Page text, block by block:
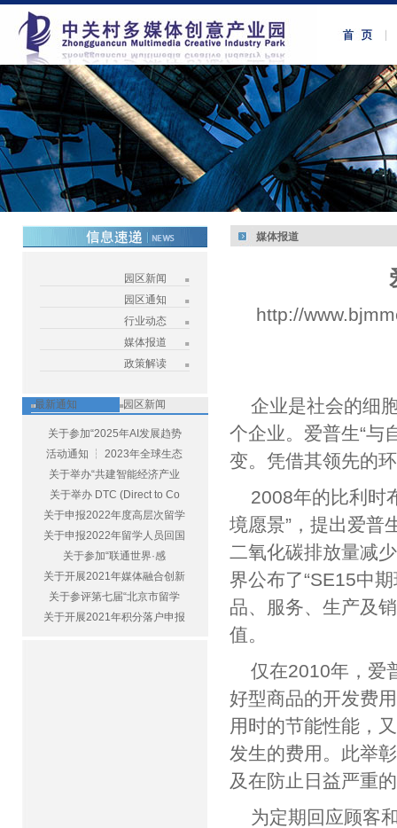
园区新闻
园区通知
行业动态
媒体报道
政策解读
最新通知 园区新闻
关于参加“2025年AI发展趋势
活动通知 ┆ 2023年全球生态
关于举办“共建智能经济产业
关于举办 DTC (Direct to Co
关于申报2022年度高层次留学
关于申报2022年留学人员回国
关于参加“联通世界·感
关于开展2021年媒体融合创新
关于参评第七届“北京市留学
关于开展2021年积分落户申报
媒体报道
http://
企业是社会的细
个企业。爱普生“与
变。凭借其领先的
2008年的比利时
境愿景”，提出爱普
二氧化碳排放量减
界公布了“SE15中
品、服务、生产及
值。
仅在2010年，爱
好型商品的开发费
用时的节能性能，
发生的费用。此举
及在防止日益严重
为定期回应顾客